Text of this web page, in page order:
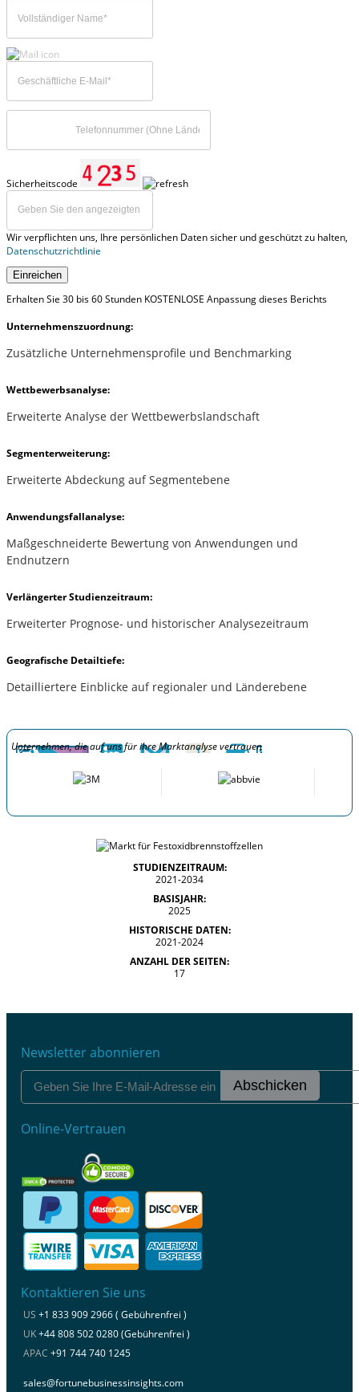
Sicherheitscode
Wir verpflichten uns, Ihre persönlichen Daten sicher und geschützt zu halten,
Datenschutzrichtlinie
Einreichen
Erhalten Sie 30 bis 60 Stunden KOSTENLOSE Anpassung dieses Berichts
Unternehmenszuordnung:
Zusätzliche Unternehmensprofile und Benchmarking
Wettbewerbsanalyse:
Erweiterte Analyse der Wettbewerbslandschaft
Segmenterweiterung:
Erweiterte Abdeckung auf Segmentebene
Anwendungsfallanalyse:
Maßgeschneiderte Bewertung von Anwendungen und
Endnutzern
Verlängerter Studienzeitraum:
Erweiterter Prognose- und historischer Analysezeitraum
Geografische Detailtiefe:
Detailliertere Einblicke auf regionaler und Länderebene
Unternehmen, die auf uns für ihre Marktanalyse vertrauen
STUDIENZEITRAUM:
2021-2034
BASISJAHR:
2025
HISTORISCHE DATEN:
2021-2024
ANZAHL DER SEITEN:
17
Newsletter abonnieren
Abschicken
Online-Vertrauen
Kontaktieren Sie uns
US +1 833 909 2966 ( Gebührenfrei )
UK+44 808 502 0280 (Gebührenfrei )
APAC +91 744 740 1245
sales@fortunebusinessinsights.com